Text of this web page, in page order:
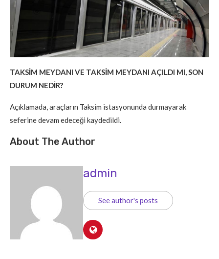
TAKSİM MEYDANI VE TAKSİM MEYDANI AÇILDI MI, SON
DURUM NEDİR?
Açıklamada, araçların Taksim istasyonunda durmayarak
seferine devam edeceği kaydedildi.
About The Author
admin
See author's posts